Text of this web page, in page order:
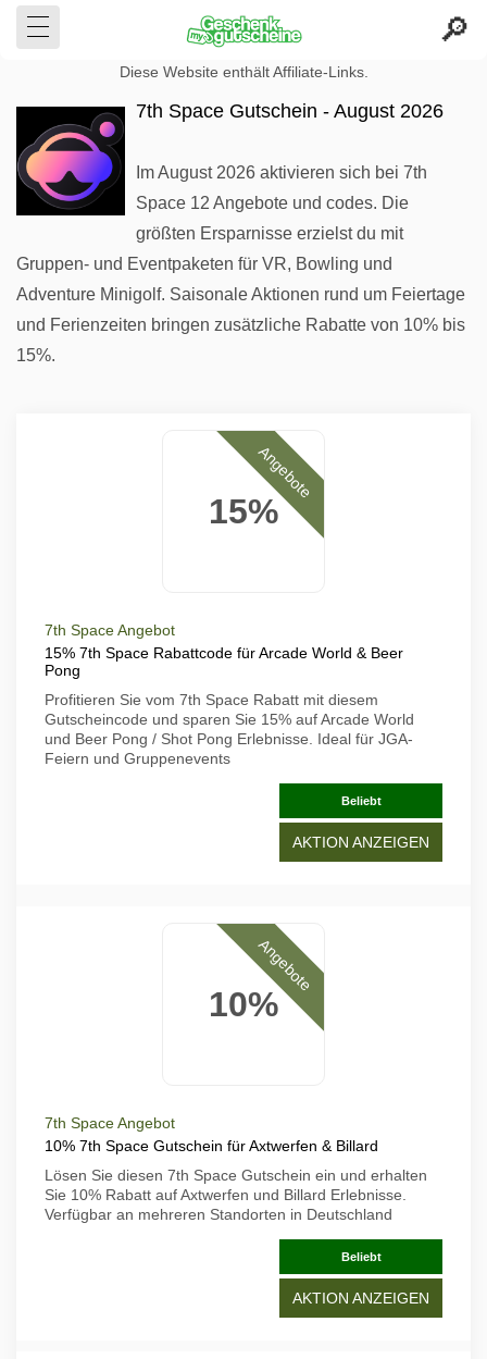
Diese Website enthält Affiliate-Links.
7th Space Gutschein - August 2026
Im August 2026 aktivieren sich bei 7th
Space 12 Angebote und codes. Die
größten Ersparnisse erzielst du mit
Gruppen- und Eventpaketen für VR, Bowling und
Adventure Minigolf. Saisonale Aktionen rund um Feiertage
und Ferienzeiten bringen zusätzliche Rabatte von 10% bis
15%.
15%
Angebote
7th Space Angebot
15% 7th Space Rabattcode für Arcade World & Beer
Pong
Profitieren Sie vom 7th Space Rabatt mit diesem
Gutscheincode und sparen Sie 15% auf Arcade World
und Beer Pong / Shot Pong Erlebnisse. Ideal für JGA-
Feiern und Gruppenevents
Beliebt
AKTION ANZEIGEN
10%
Angebote
7th Space Angebot
10% 7th Space Gutschein für Axtwerfen & Billard
Lösen Sie diesen 7th Space Gutschein ein und erhalten
Sie 10% Rabatt auf Axtwerfen und Billard Erlebnisse.
Verfügbar an mehreren Standorten in Deutschland
Beliebt
AKTION ANZEIGEN